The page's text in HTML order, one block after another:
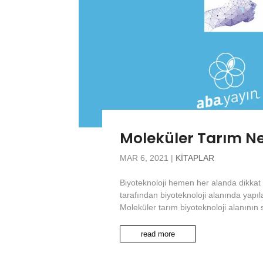
Moleküler Tarım
MAR 6, 2021 | KITAPLAR
Biyoteknoloji hemen her alanda
tarafından biyoteknoloji alanında
Moleküler tarım biyoteknoloji alanının
read more